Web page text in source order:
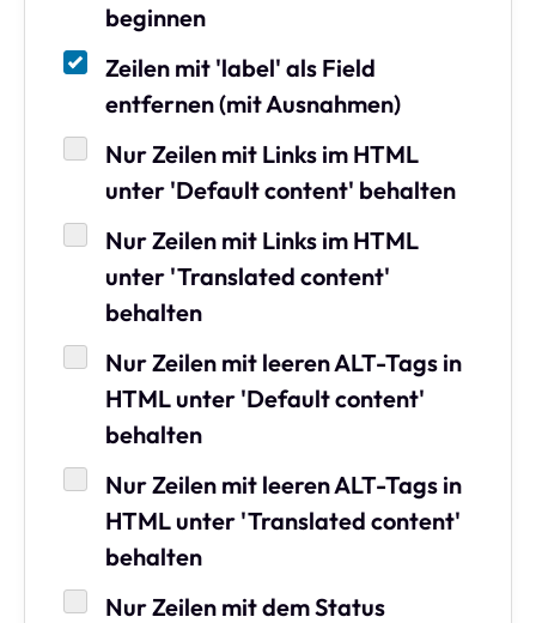
beginnen
Zeilen mit 'label' als Field
entfernen (mit Ausnahmen)
Nur Zeilen mit Links im HTML
unter 'Default content' behalten
Nur Zeilen mit Links im HTML
unter 'Translated content'
behalten
Nur Zeilen mit leeren ALT-Tags in
HTML unter 'Default content'
behalten
Nur Zeilen mit leeren ALT-Tags in
HTML unter 'Translated content'
behalten
Nur Zeilen mit dem Status